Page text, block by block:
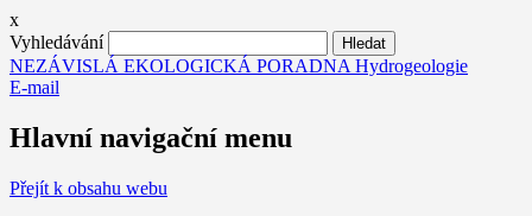
x
Vyhledávání
NEZÁVISLÁ EKOLOGICKÁ PORADNA Hydrogeologie
E-mail
Hlavní navigační menu
Přejít k obsahu webu